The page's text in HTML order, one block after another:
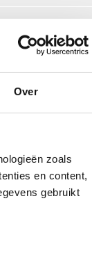
Over
zoals
en content,
gebruikt